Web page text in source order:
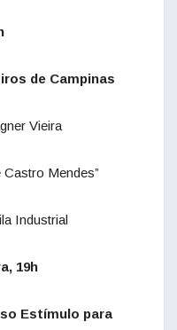
de Campinas
Vieira
Castro Mendes”
Industrial
19h
Estímulo para